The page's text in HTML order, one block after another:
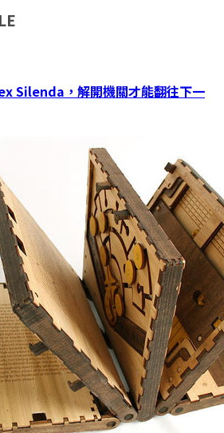
Silenda，解開機關才能翻往下一